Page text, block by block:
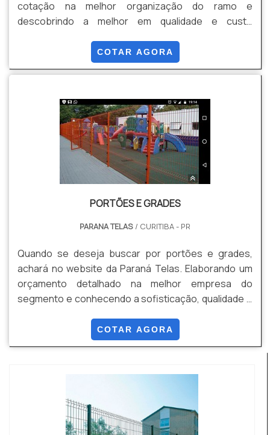
cotação na melhor organização do ramo e
descobrindo a melhor em qualidade e custo
os profissionais especializados da Paraná Telas o
cliente conseguirá proteção com soluções para
necessário para a fixação deste tipo de cercamento.
MAIS INFORM...
COTAR AGORA
PORTÕES E GRADES
PARANA TELAS / CURITIBA - PR
Quando se deseja buscar por portões e grades,
achará no website da Paraná Telas. Elaborando um
orçamento detalhado na melhor empresa do
segmento e conhecendo a sofisticação, qualidade e
PORTÕES E GRADES Quem quer achar portões e
grades em uma empresa inovadora, chega até a
industrial e gradil revestido em PVC, oferecendo o
COTAR AGORA